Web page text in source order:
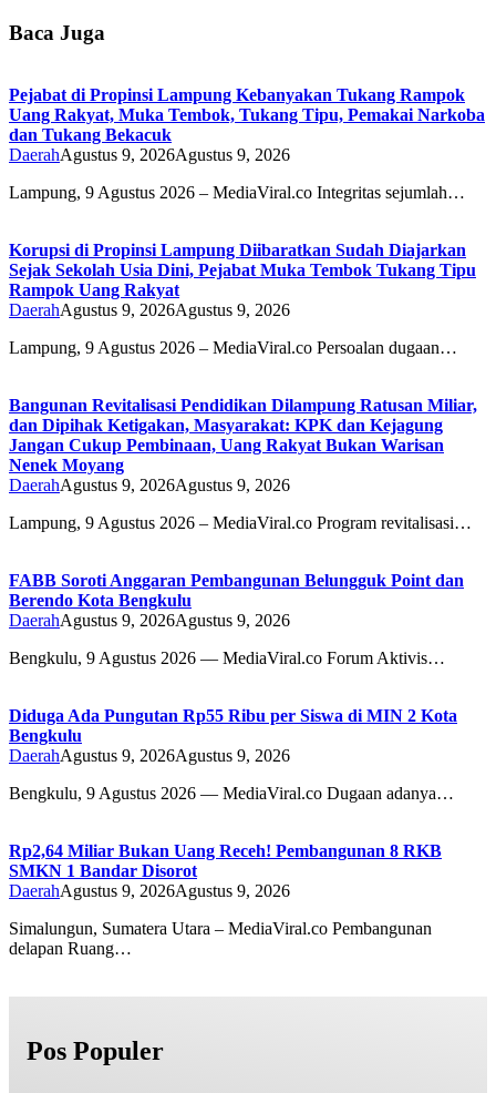
Baca Juga
Pejabat di Propinsi Lampung Kebanyakan Tukang Rampok
Uang Rakyat, Muka Tembok, Tukang Tipu, Pemakai Narkoba
dan Tukang Bekacuk
DaerahAgustus 9, 2026Agustus 9, 2026
Lampung, 9 Agustus 2026 – MediaViral.co Integritas sejumlah…
Korupsi di Propinsi Lampung Diibaratkan Sudah Diajarkan
Sejak Sekolah Usia Dini, Pejabat Muka Tembok Tukang Tipu
Rampok Uang Rakyat
DaerahAgustus 9, 2026Agustus 9, 2026
Lampung, 9 Agustus 2026 – MediaViral.co Persoalan dugaan…
Bangunan Revitalisasi Pendidikan Dilampung Ratusan Miliar,
dan Dipihak Ketigakan, Masyarakat: KPK dan Kejagung
Jangan Cukup Pembinaan, Uang Rakyat Bukan Warisan
Nenek Moyang
DaerahAgustus 9, 2026Agustus 9, 2026
Lampung, 9 Agustus 2026 – MediaViral.co Program revitalisasi…
FABB Soroti Anggaran Pembangunan Belungguk Point dan
Berendo Kota Bengkulu
DaerahAgustus 9, 2026Agustus 9, 2026
Bengkulu, 9 Agustus 2026 — MediaViral.co Forum Aktivis…
Diduga Ada Pungutan Rp55 Ribu per Siswa di MIN 2 Kota
Bengkulu
DaerahAgustus 9, 2026Agustus 9, 2026
Bengkulu, 9 Agustus 2026 — MediaViral.co Dugaan adanya…
Rp2,64 Miliar Bukan Uang Receh! Pembangunan 8 RKB
SMKN 1 Bandar Disorot
DaerahAgustus 9, 2026Agustus 9, 2026
Simalungun, Sumatera Utara – MediaViral.co Pembangunan
delapan Ruang…
Pos Populer